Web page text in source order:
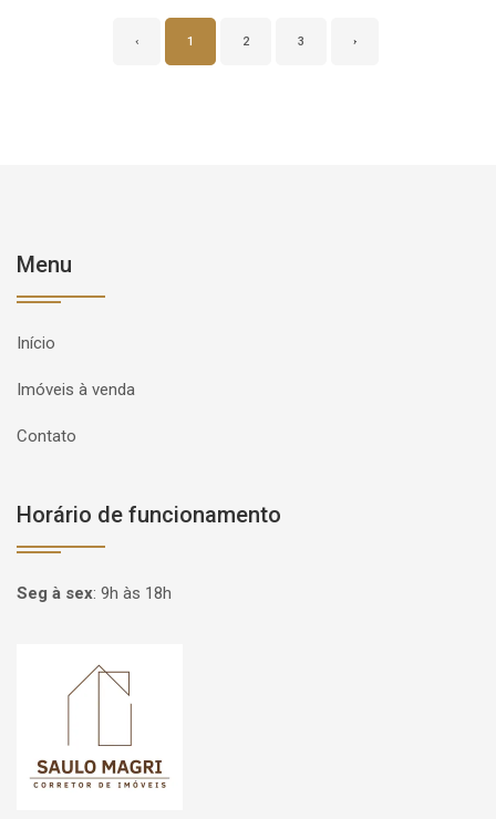
‹ 1 2 3 ›
Menu
Início
Imóveis à venda
Contato
Horário de funcionamento
Seg à sex: 9h às 18h
Página inicial